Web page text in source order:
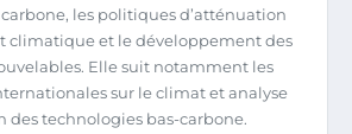
les politiques d’atténuation
climatique et le développement des
Elle suit notamment les
sur le climat et analyse
des technologies bas-carbone.